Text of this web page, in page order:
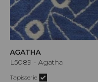
AGATHA
L5089 - Agatha
Tapisserie